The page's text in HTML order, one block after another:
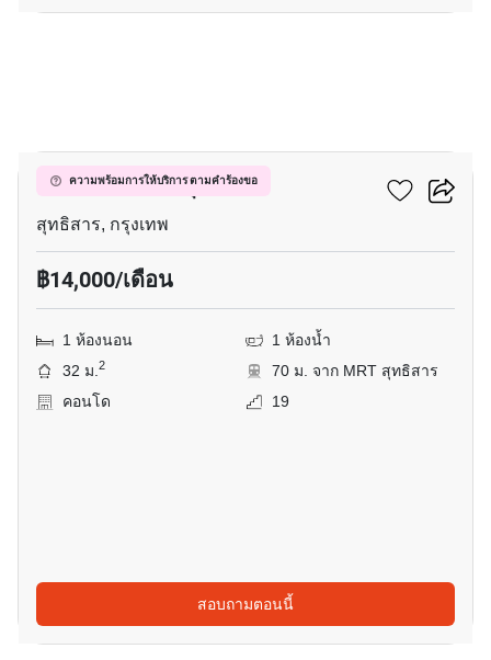
ความพร้อมการให้บริการ ตามคำร้องขอ
เซ็นทริค รัชดา-สุทธิสาร
สุทธิสาร, กรุงเทพ
฿14,000/เดือน
1 ห้องนอน
1 ห้องน้ำ
32 ม.2
70 ม. จาก MRT สุทธิสาร
คอนโด
19
สอบถามตอนนี้